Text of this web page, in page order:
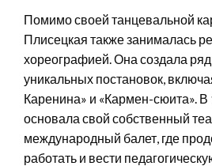
Помимо своей танцевальной
Плисецкая также занималась
хореографией. Она создала
уникальных постановок,
Каренина» и «Кармен-сюита». В
основала свой собственный
международный балет, где
работать и вести